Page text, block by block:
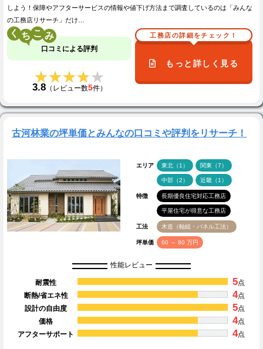
しよう！保障やアフターサービスの情報や値下げ方法まで調査しているのは「みんな
の工務店リサーチ」だけ…
く こ
口コミによる評判
★★★★★
★★★★★
3.8（レビュー数5件）
工務店の詳細をチェック！
もっと詳しく見る
古河林業の坪単価とみんなの口コミや評判をリサーチ！
エリア 東北（1） 関東（7）
中部（2） 近畿（1）
特徴 長期優良住宅対応工務店
平屋住宅が得意な工務店
工法 木造（軸組・パネル工法）
坪単価 60 ～ 80 万円
性能レビュー
耐震性 5点
断熱/省エネ性
4点
設計の自由度
5点
価格
4点
アフターサポート
4点